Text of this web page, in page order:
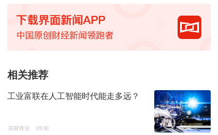
相关推荐
工业富联在人工智能时代能走多远？
英财商业 2年前